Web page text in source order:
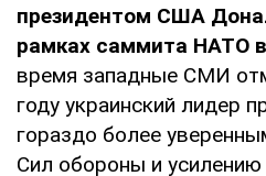
президентом США
рамках саммита НАТО
время западные СМИ
году украинский лидер
гораздо более
Сил обороны и